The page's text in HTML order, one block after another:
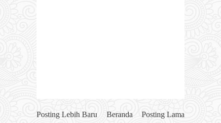
Posting Lebih Baru Posting Lama
Beranda